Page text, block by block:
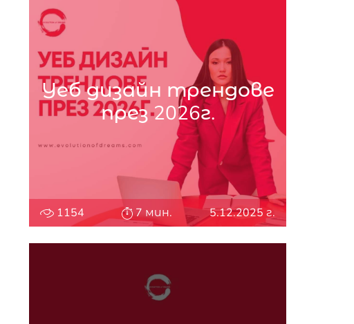
Уеб дизайн трендове
през 2026г.
1154 7 мин. 5.12.2025 г.